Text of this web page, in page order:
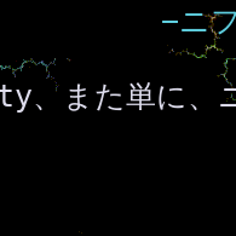
−ニ
また単に、